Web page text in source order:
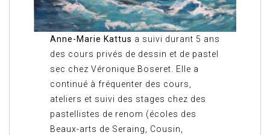
Anne-Marie Kattus a suivi durant 5 ans
des cours privés de dessin et de pastel
sec chez Véronique Boseret. Elle a
continué à fréquenter des cours,
ateliers et suivi des stages chez des
pastellistes de renom (écoles des
Beaux-arts de Seraing, Cousin,